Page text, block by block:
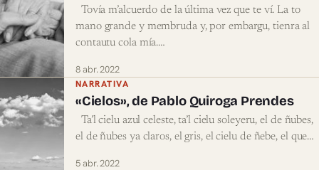
Tovía m’alcuerdo de la última vez que te ví. La to
mano grande y membruda y, por embargu, tienra al
contautu cola mía.…
8 abr. 2022
NARRATIVA
«Cielos», de Pablo Quiroga Prendes
Ta’l cielu azul celeste, ta’l cielu soleyeru, el de ñubes,
el de ñubes ya claros, el gris, el cielu de ñebe, el que…
5 abr. 2022